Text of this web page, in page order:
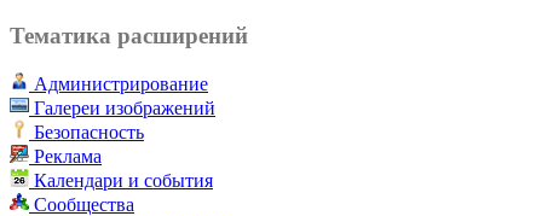
Тематика расширений
Администрирование
Галереи изображений
Безопасность
Реклама
Календари и события
Сообщества